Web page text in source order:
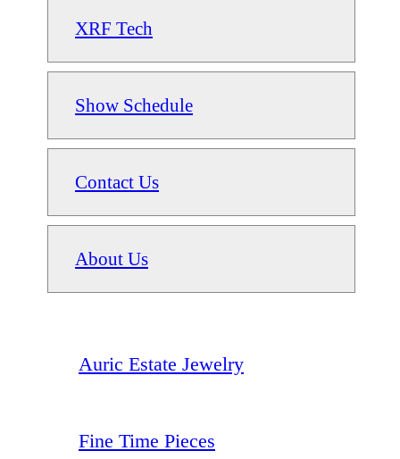
XRF Tech
Show Schedule
Contact Us
About Us
Auric Estate Jewelry
Fine Time Pieces